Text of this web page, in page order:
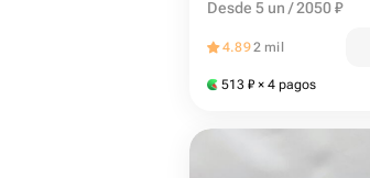
Desde 5 un / 2050 ₽
4.892 mil
513 ₽ × 4 pagos